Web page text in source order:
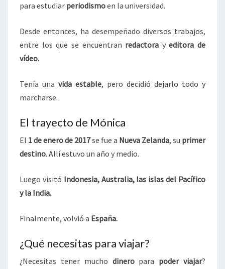
para estudiar periodismoen la universidad.
Desde entonces, ha desempeñado diversos trabajos,
entre los que se encuentran redactora yeditora de
vídeo.
Tenía una vida estable, pero decidió dejarlo todo y
marcharse.
El trayecto de Mónica
El 1 de enero de 2017se fue a Nueva Zelanda, su primer
destino. Allí estuvo un año y medio.
Luego visitó Indonesia, Australia, las islas del Pacífico
y la India.
Finalmente, volvió a España.
¿Qué necesitas para viajar?
¿Necesitas tener mucho dineropara poder viajar?